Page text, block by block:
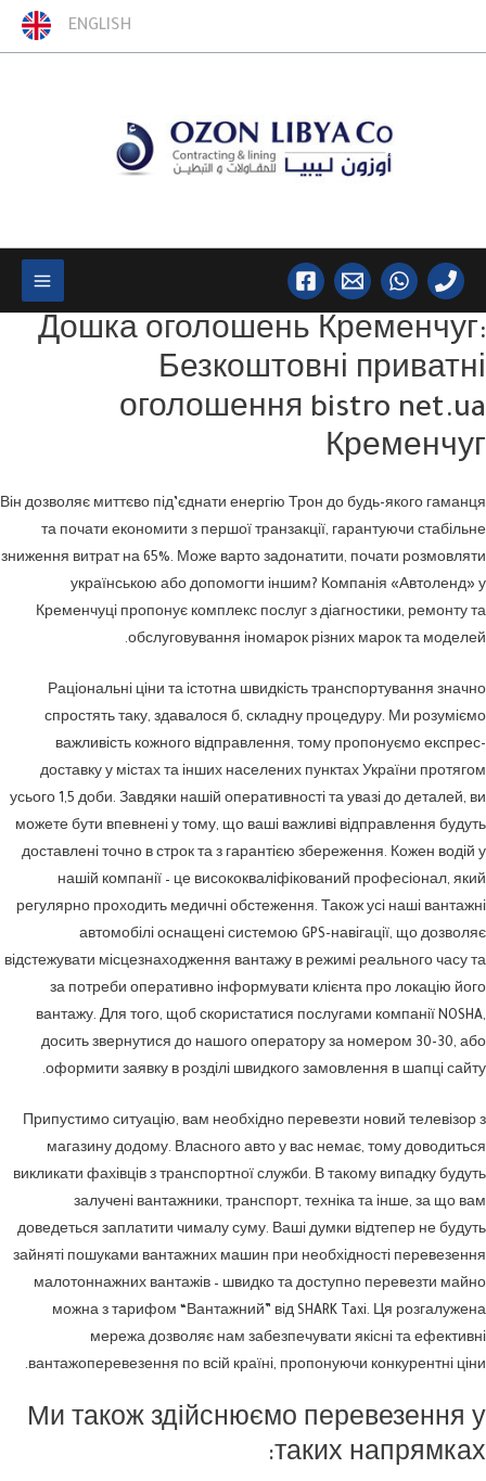
ENGLISH
Main
MenuДошка оголошень Кременчуг:
Безкоштовні приватні
оголошення bistro net.ua
Кременчуг
Він дозволяє миттєво під’єднати енергію Трон до будь-якого гаманця
та почати економити з першої транзакції, гарантуючи стабільне
зниження витрат на 65%. Може варто задонатити, почати розмовляти
українською або допомогти іншим? Компанія «Автоленд» у
Кременчуці пропонує комплекс послуг з діагностики, ремонту та
обслуговування іномарок різних марок та моделей.
Раціональні ціни та істотна швидкість транспортування значно
спростять таку, здавалося б, складну процедуру. Ми розуміємо
важливість кожного відправлення, тому пропонуємо експрес-
доставку у містах та інших населених пунктах України протягом
усього 1,5 доби. Завдяки нашій оперативності та увазі до деталей, ви
можете бути впевнені у тому, що ваші важливі відправлення будуть
доставлені точно в строк та з гарантією збереження. Кожен водій у
нашій компанії – це висококваліфікований професіонал, який
регулярно проходить медичні обстеження. Також усі наші вантажні
автомобілі оснащені системою GPS-навігації, що дозволяє
відстежувати місцезнаходження вантажу в режимі реального часу та
за потреби оперативно інформувати клієнта про локацію його
вантажу. Для того, щоб скористатися послугами компанії NOSHA,
досить звернутися до нашого оператору за номером 30-30, або
оформити заявку в розділі швидкого замовлення в шапці сайту.
Припустимо ситуацію, вам необхідно перевезти новий телевізор з
магазину додому. Власного авто у вас немає, тому доводиться
викликати фахівців з транспортної служби. В такому випадку будуть
залучені вантажники, транспорт, техніка та інше, за що вам
доведеться заплатити чималу суму. Ваші думки відтепер не будуть
зайняті пошуками вантажних машин при необхідності перевезення
малотоннажних вантажів – швидко та доступно перевезти майно
можна з тарифом “Вантажний” від SHARK Taxi. Ця розгалужена
мережа дозволяє нам забезпечувати якісні та ефективні
вантажоперевезення по всій країні, пропонуючи конкурентні ціни.
Ми також здійснюємо перевезення у
таких напрямках: